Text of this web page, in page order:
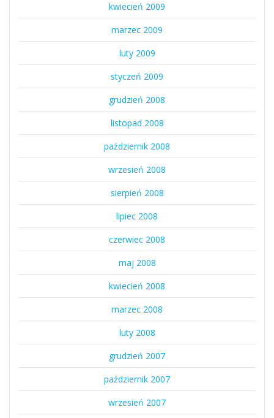
kwiecień 2009
marzec 2009
luty 2009
styczeń 2009
grudzień 2008
listopad 2008
październik 2008
wrzesień 2008
sierpień 2008
lipiec 2008
czerwiec 2008
maj 2008
kwiecień 2008
marzec 2008
luty 2008
grudzień 2007
październik 2007
wrzesień 2007